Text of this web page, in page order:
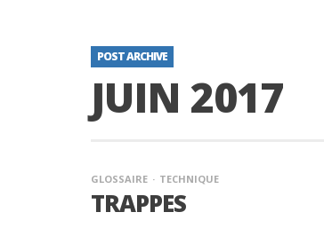
POST ARCHIVE
JUIN 2017
GLOSSAIRE TECHNIQUE
TRAPPES